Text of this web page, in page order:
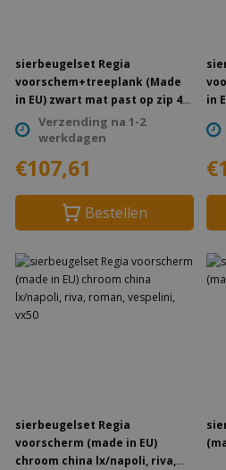
sierbeugelset Regia
voorschem+treeplank (Made
in EU) zwart mat past op zip 4t,
zip2000Verzending na 1-2
werkdagen
€107,61
Bestellen
in
sierbeugelset Regia
voorscherm (made in EU)
chroom china lx/napoli, riva,